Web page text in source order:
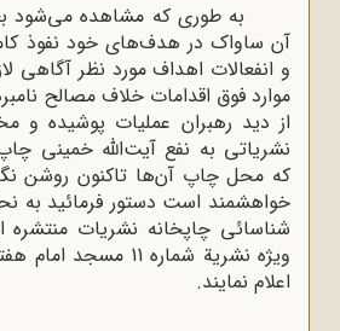
به طوری که مشاهده می‌شود
آن ساواک در هدف‌های خود نفوذ
و انفعالات اهداف مورد نظر آگاهی
موارد فوق اقدامات خلاف مصالح
از دید رهبران عملیات پوشیده و
نشریاتی به نفع آیت‌الله خمینی
که محل چاپ آن‌ها تاکنون روشن
خواهشمند است دستور فرمائید به
شناسائی چاپخانه نشریات منتشره
ویژه نشریة شماره 11
اعلام نمایند.